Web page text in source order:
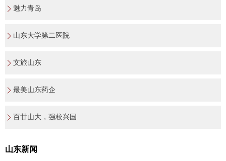
魅力青岛
山东大学第二医院
文旅山东
最美山东药企
百廿山大，强校兴国
山东新闻